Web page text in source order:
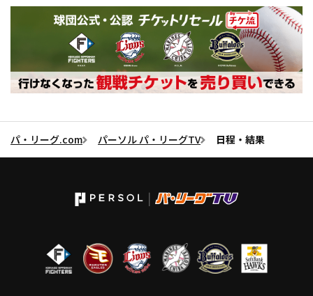
パ・リーグ.com パーソル パ・リーグTV 日程・結果